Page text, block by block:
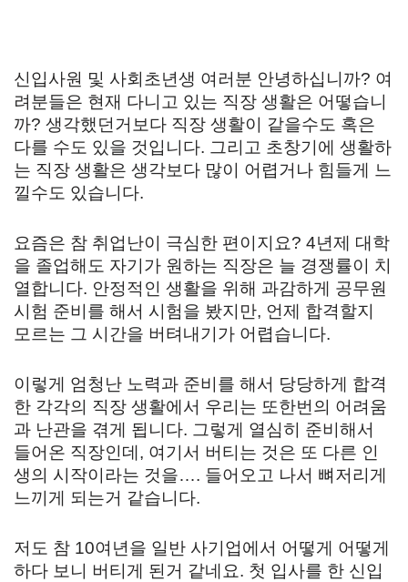
신입사원 및 사회초년생 여러분 안녕하십니까? 여
려분들은 현재 다니고 있는 직장 생활은 어떻습니
까? 생각했던거보다 직장 생활이 같을수도 혹은
다를 수도 있을 것입니다. 그리고 초창기에 생활하
는 직장 생활은 생각보다 많이 어렵거나 힘들게 느
낄수도 있습니다.
요즘은 참 취업난이 극심한 편이지요? 4년제 대학
을 졸업해도 자기가 원하는 직장은 늘 경쟁률이 치
열합니다. 안정적인 생활을 위해 과감하게 공무원
시험 준비를 해서 시험을 봤지만, 언제 합격할지
모르는 그 시간을 버텨내기가 어렵습니다.
이렇게 엄청난 노력과 준비를 해서 당당하게 합격
한 각각의 직장 생활에서 우리는 또한번의 어려움
과 난관을 겪게 됩니다. 그렇게 열심히 준비해서
들어온 직장인데, 여기서 버티는 것은 또 다른 인
생의 시작이라는 것을…. 들어오고 나서 뼈저리게
느끼게 되는거 같습니다.
저도 참 10여년을 일반 사기업에서 어떻게 어떻게
하다 보니 버티게 된거 같네요. 첫 입사를 한 신입